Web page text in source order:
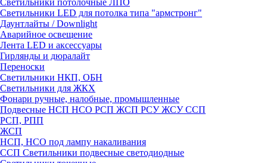
Светильники потолочные ЛПО
Светильники LED для потолка типа "армстронг"
Даунтлайты / Downlight
Аварийное освещение
Лента LED и аксессуары
Гирлянды и дюралайт
Переноски
Светильники НКП, ОБН
Светильники для ЖКХ
Фонари ручные, налобные, промышленные
Подвесные НСП НСО РСП ЖСП РСУ ЖСУ ССП
РСП, РПП
ЖСП
НСП, НСО под лампу накаливания
ССП Светильники подвесные светодиодные